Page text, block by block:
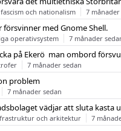
och nationalism 7 månader
försvinner med Gnome Shell.
operativsystem 7 månader
på Ekerö  man ombord
7 månader sedan
problem
7 månader sedan
och arkitektur 7